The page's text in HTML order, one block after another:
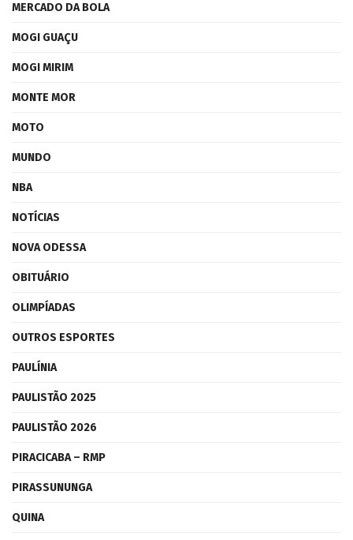
MERCADO DA BOLA
MOGI GUAÇU
MOGI MIRIM
MONTE MOR
MOTO
MUNDO
NBA
NOTÍCIAS
NOVA ODESSA
OBITUÁRIO
OLIMPÍADAS
OUTROS ESPORTES
PAULÍNIA
PAULISTÃO 2025
PAULISTÃO 2026
PIRACICABA – RMP
PIRASSUNUNGA
QUINA